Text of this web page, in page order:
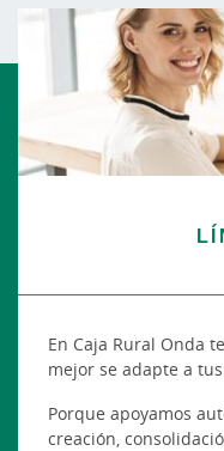
En Caja Rural Onda
mejor se adapte a
Porque apoyamos
creación,